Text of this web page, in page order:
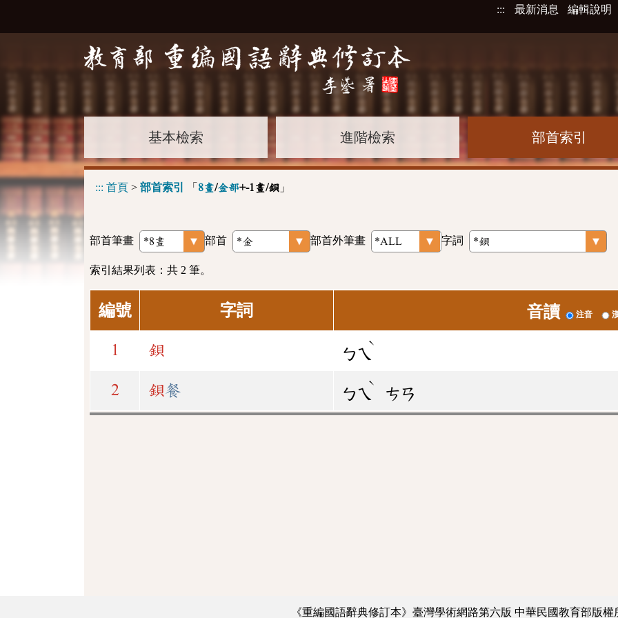
::: 最新消息 編輯說明
基本檢索 進階檢索 部首索引
::: 首頁 > 部首索引 「 8畫/金部+-1畫/鋇 」
部首筆畫 部首 部首外筆畫 字詞
索引結果列表：共 2 筆。
編號 字詞 音讀 注音
1 鋇 ㄅㄟ
ˋ
2 鋇餐 ㄅㄟ
ˋ
ㄘㄢ
《重編國語辭典修訂本》臺灣學術網路第六版 中華民國教育部版權